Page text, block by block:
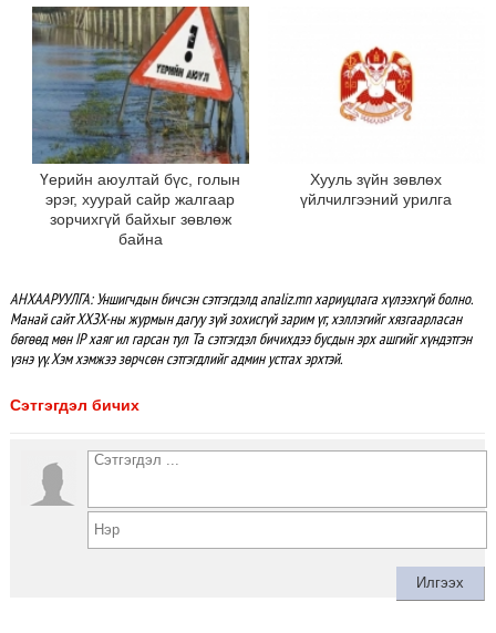
Үерийн аюултай бүс, голын
эрэг, хуурай сайр жалгаар
зорчихгүй байхыг зөвлөж
байна
Хууль зүйн зөвлөх
үйлчилгээний урилга
АНХААРУУЛГА: Уншигчдын бичсэн сэтгэгдэлд analiz.mn хариуцлага хүлээхгүй болно.
Манай сайт ХХЗХ-ны журмын дагуу зүй зохисгүй зарим үг, хэллэгийг хязгаарласан
бөгөөд мөн IP хаяг ил гарсан тул Та сэтгэгдэл бичихдээ бусдын эрх ашгийг хүндэтгэн
үзнэ үү. Хэм хэмжээ зөрчсөн сэтгэгдлийг админ устгах эрхтэй.
Сэтгэгдэл бичих